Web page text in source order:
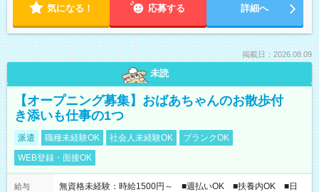
気になる！ 応募する 詳細へ
掲載日：2026.08.09
未読
【オープニング募集】おばあちゃんのお散歩付
き添いも仕事の1つ
派遣 職種未経験OK 社会人未経験OK
ブランクOK
WEB登録・面接OK
給与
無資格未経験：時給1500円～ ■週払いOK ■扶養内OK ■日